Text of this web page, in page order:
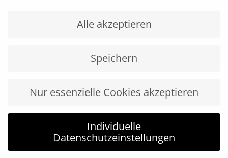
Offensive Mittelstand BWAlle akzeptieren
Speichern
Nur essenzielle Cookies akzeptieren
Individuelle
Datenschutzeinstellungen